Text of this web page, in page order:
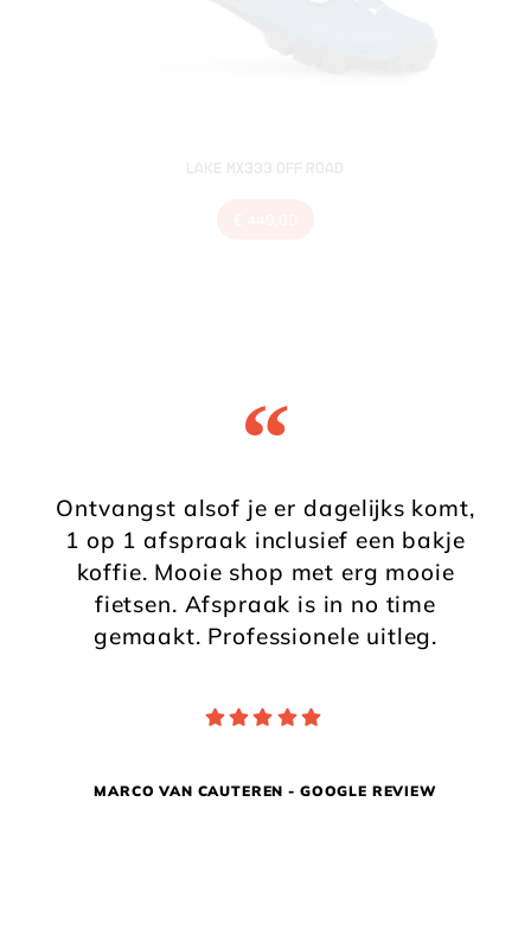
“
Ontvangst alsof je er dagelijks komt,
1 op 1 afspraak inclusief een bakje
koffie. Mooie shop met erg mooie
fietsen. Afspraak is in no time
gemaakt. Professionele uitleg.
MARCO VAN CAUTEREN - GOOGLE REVIEW